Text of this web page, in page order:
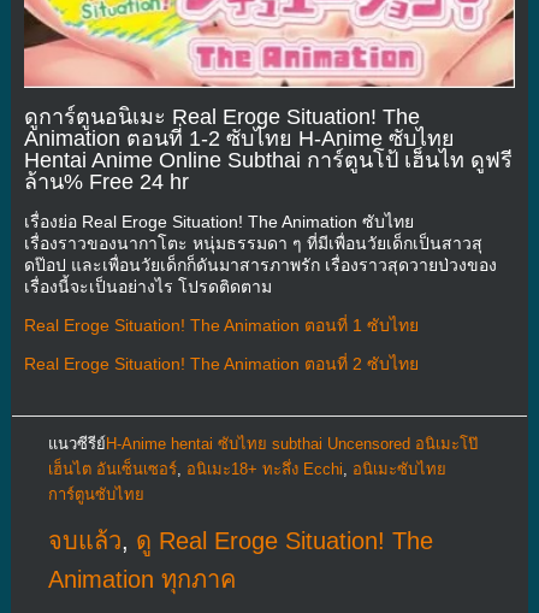
ดูการ์ตูนอนิเมะ Real Eroge Situation! The
Animation ตอนที่ 1-2 ซับไทย H-Anime ซับไทย
Hentai Anime Online Subthai การ์ตูนโป้ เฮ็นไท ดูฟรี
ล้าน% Free 24 hr
เรื่องย่อ Real Eroge Situation! The Animation ซับไทย
เรื่องราวของนากาโตะ หนุ่มธรรมดา ๆ ที่มีเพื่อนวัยเด็กเป็นสาวสุ
ดป๊อป และเพื่อนวัยเด็กก็ดันมาสารภาพรัก เรื่องราวสุดวายป่วงของ
เรื่องนี้จะเป็นอย่างไร โปรดติดตาม
Real Eroge Situation! The Animation ตอนที่ 1 ซับไทย
Real Eroge Situation! The Animation ตอนที่ 2 ซับไทย
แนวซีรีย์ H-Anime hentai ซับไทย subthai Uncensored อนิเมะโป๊
เฮ็นไต อันเซ็นเซอร์, อนิเมะ18+ ทะลึ่ง Ecchi
อนิเมะซับไทย
การ์ตูนซับไทย
จบแล้ว, ดู Real Eroge Situation! The
Animation ทุกภาค